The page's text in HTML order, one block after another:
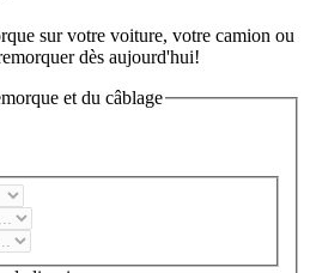
sur votre voiture, votre camion ou
dès aujourd'hui!
et du câblage